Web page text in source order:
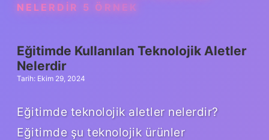
NELERDIR 5 ÖRNEK
Eğitimde Kullanılan Teknolojik Aletler
Nelerdir
Tarih: Ekim 29, 2024
Eğitimde teknolojik aletler nelerdir?
Eğitimde şu teknolojik ürünler